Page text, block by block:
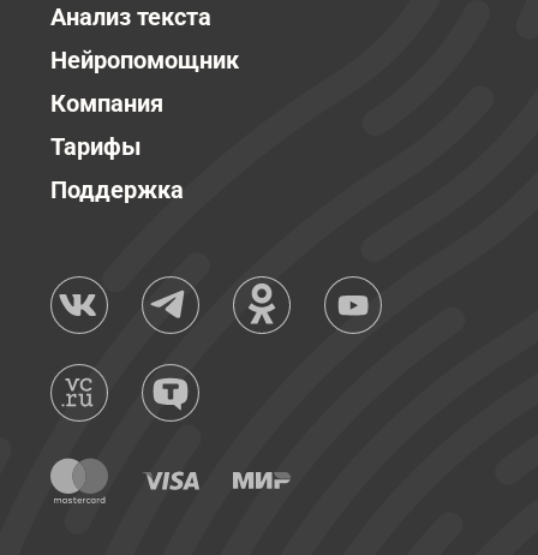
Анализ текста
Нейропомощник
Компания
Тарифы
Поддержка